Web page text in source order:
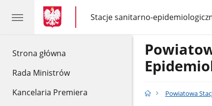
Strona główna
Rada Ministrów
Kancelaria Premiera
gov.pl
gov.pl
Stacje sanitarno-
gov.pl
Stacje
sanitarno-
epidemiologiczne
Powiatowa